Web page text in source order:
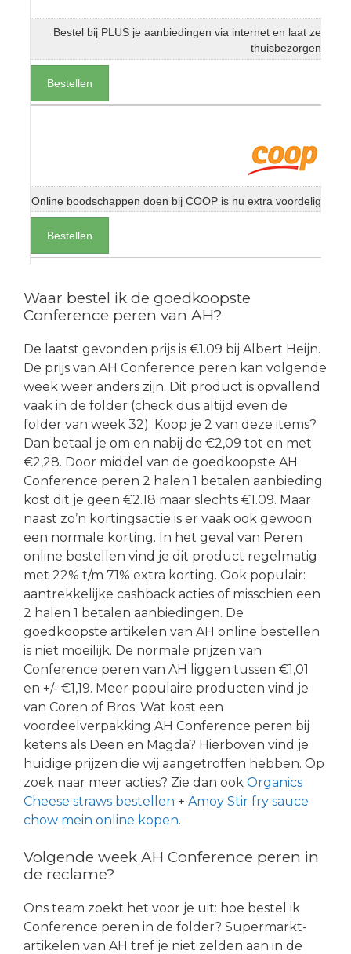
Bestel bij PLUS je aanbiedingen via internet en laat ze
thuisbezorgen
Bestellen
Online boodschappen doen bij COOP is nu extra voordelig
Bestellen
Waar bestel ik de goedkoopste
Conference peren van AH?
De laatst gevonden prijs is €1.09 bij Albert Heijn.
De prijs van AH Conference peren kan volgende
week weer anders zijn. Dit product is opvallend
vaak in de folder (check dus altijd even de
folder van week 32). Koop je 2 van deze items?
Dan betaal je om en nabij de €2,09 tot en met
€2,28. Door middel van de goedkoopste AH
Conference peren 2 halen 1 betalen aanbieding
kost dit je geen €2.18 maar slechts €1.09. Maar
naast zo’n kortingsactie is er vaak ook gewoon
een normale korting. In het geval van Peren
online bestellen vind je dit product regelmatig
met 22% t/m 71% extra korting. Ook populair:
aantrekkelijke cashback acties of misschien een
2 halen 1 betalen aanbiedingen. De
goedkoopste artikelen van AH online bestellen
is niet moeilijk. De normale prijzen van
Conference peren van AH liggen tussen €1,01
en +/- €1,19. Meer populaire producten vind je
van Coren of Bros. Wat kost een
voordeelverpakking AH Conference peren bij
ketens als Deen en Magda? Hierboven vind je
huidige prijzen die wij aangetroffen hebben. Op
zoek naar meer acties? Zie dan ook Organics
Cheese straws bestellen + Amoy Stir fry sauce
chow mein online kopen.
Volgende week AH Conference peren in
de reclame?
Ons team zoekt het voor je uit: hoe bestel ik
Conference peren in de folder? Supermarkt-
artikelen van AH tref je niet zelden aan in de